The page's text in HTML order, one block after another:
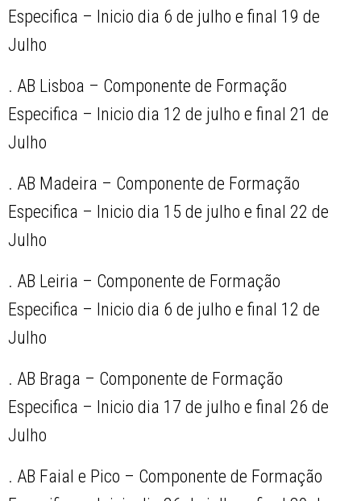
Especifica – Inicio dia 6 de julho e final 19 de
Julho
. AB Lisboa – Componente de Formação
Especifica – Inicio dia 12 de julho e final 21 de
Julho
. AB Madeira – Componente de Formação
Especifica – Inicio dia 15 de julho e final 22 de
Julho
. AB Leiria – Componente de Formação
Especifica – Inicio dia 6 de julho e final 12 de
Julho
. AB Braga – Componente de Formação
Especifica – Inicio dia 17 de julho e final 26 de
Julho
. AB Faial e Pico – Componente de Formação